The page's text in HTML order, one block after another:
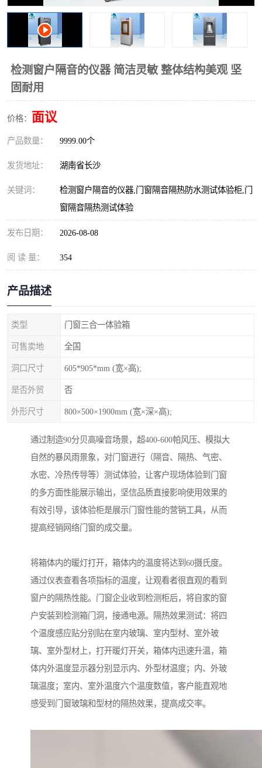
检测窗户隔音的仪器 简洁灵敏 整体结构美观 坚
固耐用
价格： 面议
产品数量： 9999.00个
发货地址： 湖南省长沙
关键词：
检测窗户隔音的仪器,门窗隔音隔热防水测试体验柜,门
窗隔音隔热测试体验
发布日期： 2026-08-08
阅 读 量： 354
产品描述
类型 门窗三合一体验箱
可售卖地 全国
洞口尺寸 605*905*mm (宽×高);
是否外贸 否
外形尺寸 800×500×1900mm (宽×深×高);
通过制造90分贝高噪音场景，超400-600帕风压、模拟大
自然的暴风雨景象，对门窗进行（隔音、隔热、气密、
水密、冷热传导等）测试体验，让客户现场体验到门窗
的多方面性能展示输出，坚信品质直接影响使用效果的
有效引导，该体验柜是展示门窗性能的营销工具，从而
提高经销网络门窗的成交量。
将箱体内的暖灯打开，箱体内的温度将达到60摄氏度。
通过仪表查看各项指标的温度，让观看者很直观的看到
窗户的隔热性能。门窗企业收到检测柜后，将自家的窗
户安装到检测箱门洞，接通电源。隔热效果测试：将四
个温度感应贴分别贴在室内玻璃、室内型材、室外玻
璃、室外型材上，打开暖灯开关，箱体内迅速升温，箱
体内外温度显示器分别显示内、外型材温度；内、外玻
璃温度；室内、室外温度六个温度数值，客户能直观地
感受到门窗玻璃和型材的隔热效果，提高成交率。